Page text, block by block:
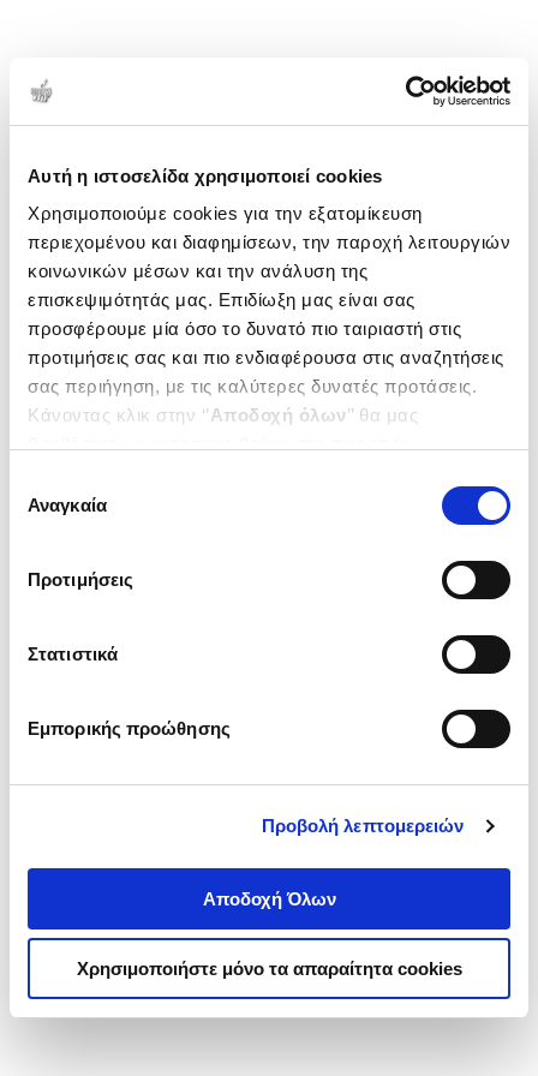
Αυτή η ιστοσελίδα χρησιμοποιεί cookies
Χρησιμοποιούμε cookies για την εξατομίκευση
περιεχομένου και διαφημίσεων, την παροχή λειτουργιών
κοινωνικών μέσων και την ανάλυση της
επισκεψιμότητάς μας. Επιδίωξη μας είναι σας
προσφέρουμε μία όσο το δυνατό πιο ταιριαστή στις
προτιμήσεις σας και πιο ενδιαφέρουσα στις αναζητήσεις
σας περιήγηση, με τις καλύτερες δυνατές προτάσεις.
Κάνοντας κλικ στην ‘’Αποδοχή όλων’’ θα μας
ενδιαφέρουν και να επιλέξετε από τα παρακάτω με την
΄΄και να ενημερωθείτε σχετικά με
συγκατάθεσης
Αναγκαία
Προτιμήσεις
Στατιστικά
Εμπορικής προώθησης
Προβολή λεπτομερειών
Αποδοχή Όλων
Χρησιμοποιήστε μόνο τα απαραίτητα cookies